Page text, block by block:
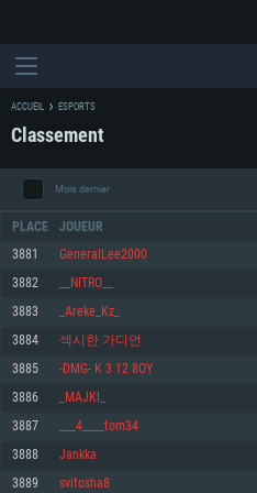
CONFIGURATION
Minimum
OS: Windows 10 (64 bit)
Processeur: Dual-Core 2.2 GHz
Minimum
OS: Mac OS Big Sur 11.0 ou plus récent
Processeur: Core i5, minimum 2.2GHz
Minimum
OS: Les configurations Linux 64 bits les
Processeur: Dual-Core 2.4 GHz
ACCUEIL ESPORTS
Classement
Mois dernier
PLACE JOUEUR
3881 GeneralLee2000
3882 __NITRO__
3883 _Areke_Kz_
3884 섹시한 가디언
3885 -DMG- K 3 12 8OY
3886 _MAJKI_
3887 ___4____tom34
3888 Jankka
3889 svitosha8